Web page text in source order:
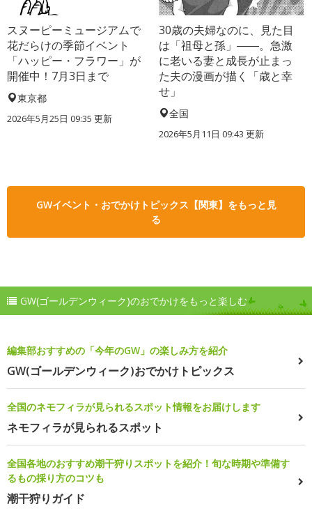
スヌーピーミュージアムで
花だらけの季節イベント
「ハッピー・フラワー」が
開催中！7月3日まで
東京都
2026年5月25日 09:35 更新
30歳の夫婦なのに、見た目
は「祖母と孫」――。急激
に老いる妻と成長が止まっ
た夫の漫画が描く「歳と幸
せ」
全国
2026年5月11日 09:43 更新
GWイベント・おでかけトピックス【関東】をもっと見
る
GW(ゴールデンウィーク)のおでかけをもっと楽しむ
編集部おすすめの「今年のGW」の楽しみ方を紹介
GW(ゴールデンウィーク)おでかけトピックス
全国のネモフィラが見られるスポット情報をお届けします
ネモフィラが見られるスポット
全国各地のおすすめ潮干狩りスポットを紹介！旬な時期や準備す
るもの採り方のコツも
潮干狩りガイド